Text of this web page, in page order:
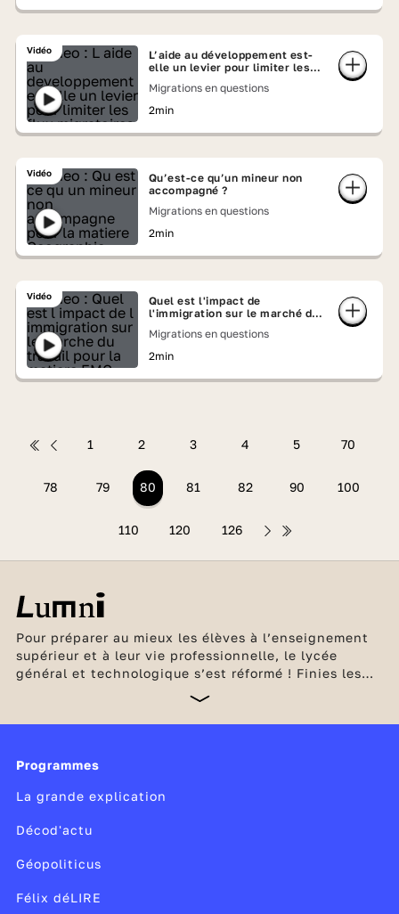
Vidéo
L’aide au développement est-
elle un levier pour limiter les
Migrations en questions
2min
Vidéo
Qu’est-ce qu’un mineur non
accompagné ?
Migrations en questions
2min
Vidéo
Quel est l'impact de
l'immigration sur le marché du
Migrations en questions
2min
1 2 3 4 5 70
78 79 80 81 82 90 100
110 120 126
Pour préparer au mieux les élèves à l’enseignement
supérieur et à leur vie professionnelle, le lycée
général et technologique s’est réformé ! Finies les
personnel de chaque élève. Celui-ci compose ainsi
ambitions. En seconde générale et technologique,
découvrent également deux nouvelles matières :
Programmes
La grande explication
Décod'actu
Géopoliticus
Félix déLIRE